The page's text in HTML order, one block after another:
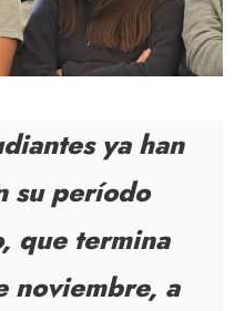
ya han
su período
que termina
noviembre, a